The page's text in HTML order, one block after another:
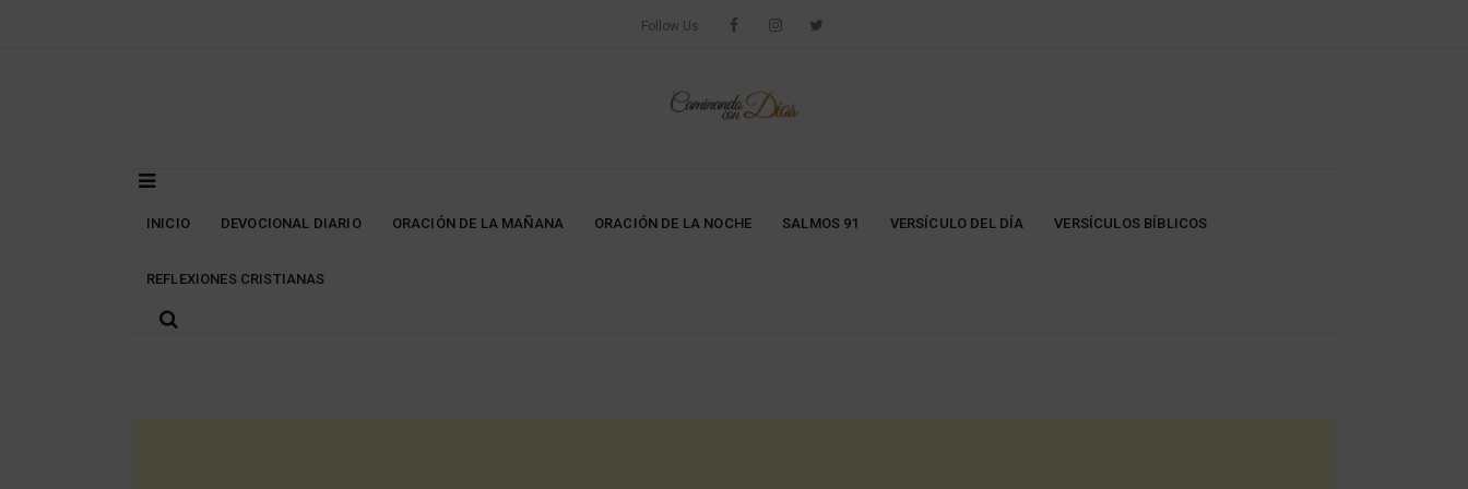
Follow Us
INICIO DEVOCIONAL DIARIO ORACIÓN DE LA MAÑANA ORACIÓN DE LA NOCHE SALMOS 91 VERSÍCULO DEL DÍA VERSÍCULOS BÍBLICOS
REFLEXIONES CRISTIANAS